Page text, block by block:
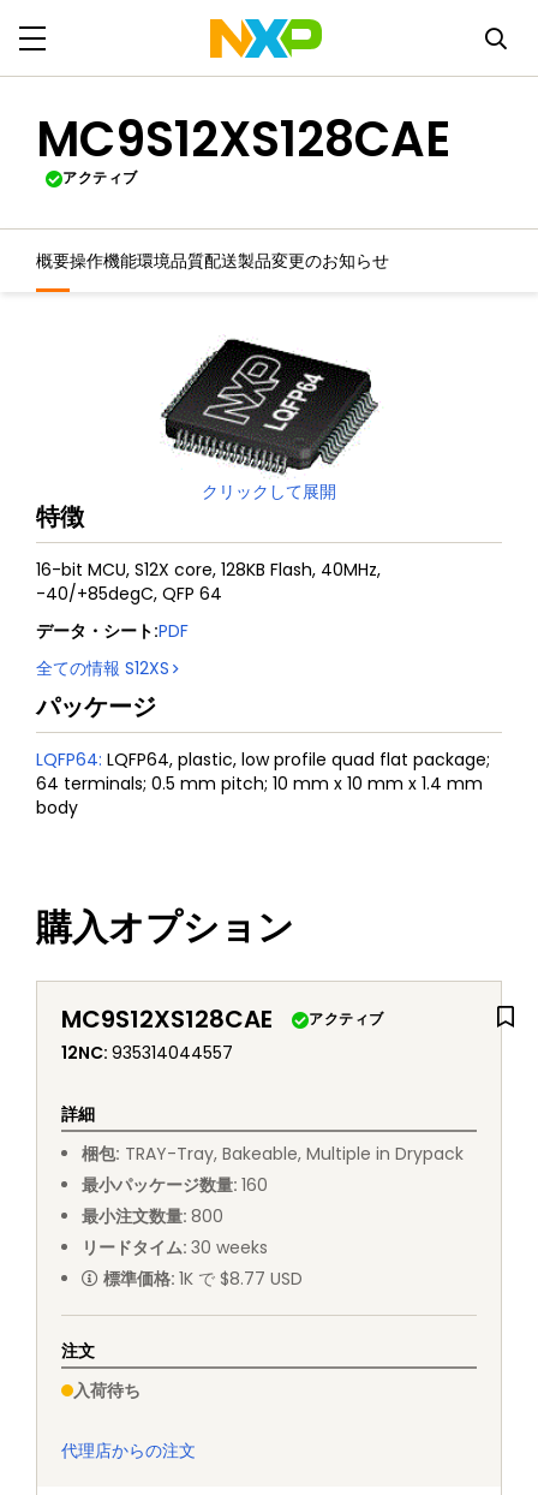
MC9S12XS128CAE
アクティブ
概要操作機能環境品質配送製品変更のお知らせ
クリックして展開
特徴
16-bit MCU, S12X core, 128KB Flash, 40MHz,
-40/+85degC, QFP 64
データ・シート:PDF
全ての情報 S12XS
パッケージ
LQFP64: LQFP64, plastic, low profile quad flat package;
64 terminals; 0.5 mm pitch; 10 mm x 10 mm x 1.4 mm
body
購入オプション
MC9S12XS128CAE アクティブ
12NC: 935314044557
詳細
梱包: TRAY-Tray, Bakeable, Multiple in Drypack
最小パッケージ数量: 160
最小注文数量: 800
リードタイム: 30 weeks
標準価格: 1K で $8.77 USD
注文
入荷待ち
代理店からの注文